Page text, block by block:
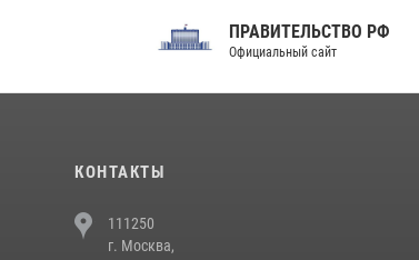
ПРАВИТЕЛЬСТВО РФ
Официальный сайт
КОНТАКТЫ
111250
г. Москва,